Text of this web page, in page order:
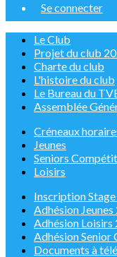
Se connecter
Le Club
Projet du club
Charte du club
L'histoire du club
Le Bureau du
Assemblée
Créneaux
Jeunes
Seniors
Loisirs
Inscription
Adhésion
Adhésion
Adhésion
Documents à